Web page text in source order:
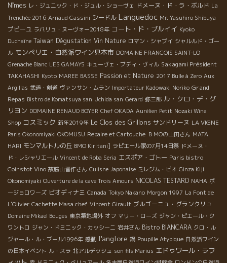
Nîmes レ・ジュニック・ド・ジュル・ショーヴェ ドメーヌ・ド・ラ・ボルド La
Trenchée 2016 Arnaud Cassini シードル Languedoc Mr. Yasuhiro Shibuya
プピーユ ラパリュ・ヌーヴォー2018年 コート・ド・ブルイイ Kyoko
Duchaîne Taiwan Dégustation Vin Nature ロマン・シャプイ シャルルド・ゴー
ル モンペリエ・自然派ワイン見本市 DOMAINE FRANCOIS SAINT-LO
Grenache Blanc LES GAMAYS キューヴェ・ブディ・ヴィル Sakagami Président
TAKAHASHI Kyoto MAREE BASSE Passion et Nature 2017 Bulle à Zero Aux
Argillas 武道・剣道 ヴァンサン・ムラン Importateur Kadowaki Noriko Grand
Repas Bistro de Komatsuya san Uchida san Gerard 弥三郎 ル・クロ・デ・グ
リヨン DOMAINE RENAUD BOYER Chef OKADA Aurélien Petit Nozaki Wine
Shop コスミック 新年2019年 Le Clos des Grillons サンドリーヌ LA VIGNE
Paris Okonomiyaki OKOMUSU Repaire et Cartouche ＢＭОの山田さん MATA
HARI モンマルトルの丘 BMO Kiritani] ラピエール家の7月14日祭 ドメーヌ・
ド・レシャリエール Vincent de Roba Seria エスポア・ゴトー Paris bistro
Coinstot Vino 故勝山晋作さん Cuiisne Japonaise ミレジム・ビオ Ginza Kiji
Okonomiyaki Ouverture de la cave Trois Amours NICOLAS TESTARD NAHA ボ
ージョロワーズ ビオディナミ Canada Tokyo Nakano Morgon 1997 La Font de
L'Olivier Cachette Masa chef Vincent Girault ブルゴーニュ・グランクリュ
Domaine Mikael Bouges 東京築地場外 オフ マリー・ローズ ジャン・ピエール・ク
ワントロ ジャン・ドミニック・カッシーニ 岩井さん Bistro BIANCARA クロ・ル
ジャール・ル・ブール1996年 感動 l'anglore 鍋 Poupille Atypique 自然派ワイン
の日本イベント ル・スラ 北アルデッシュ son fils Marius エドゥワール・ラフ